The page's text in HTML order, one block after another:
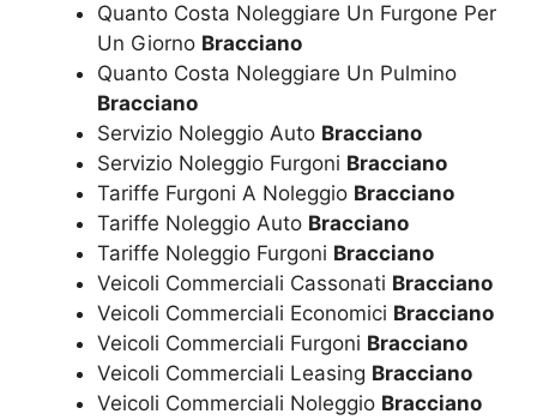
Quanto Costa Noleggiare Un Furgone Per
Un Giorno Bracciano
Quanto Costa Noleggiare Un Pulmino
Bracciano
Servizio Noleggio Auto Bracciano
Servizio Noleggio Furgoni Bracciano
Tariffe Furgoni A Noleggio Bracciano
Tariffe Noleggio Auto Bracciano
Tariffe Noleggio Furgoni Bracciano
Veicoli Commerciali Cassonati Bracciano
Veicoli Commerciali Economici Bracciano
Veicoli Commerciali Furgoni Bracciano
Veicoli Commerciali Leasing Bracciano
Veicoli Commerciali Noleggio Bracciano